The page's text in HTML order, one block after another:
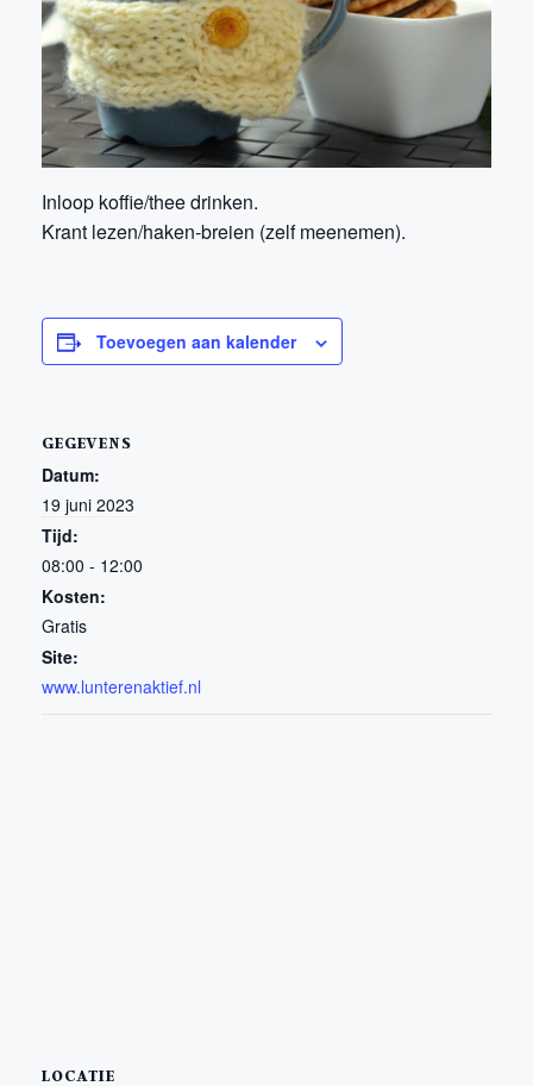
Inloop koffie/thee drinken.
Krant lezen/haken-breien (zelf meenemen).
Toevoegen aan kalender
GEGEVENS
Datum:
19 juni 2023
Tijd:
08:00 - 12:00
Kosten:
Gratis
Site:
www.lunterenaktief.nl
LOCATIE